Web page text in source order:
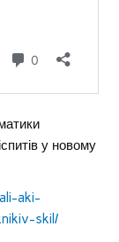
у новому
aki-
skil/